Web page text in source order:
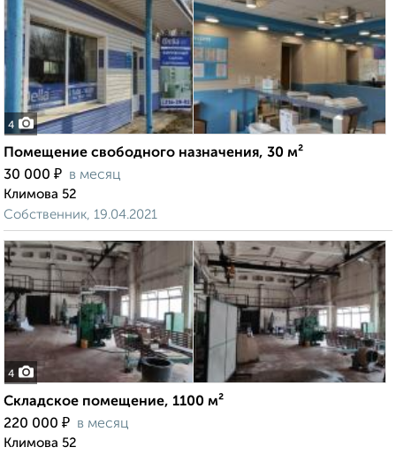
4
Помещение свободного назначения, 30 м²
30 000 ₽ в месяц
Климова 52
Собственник, 19.04.2021
4
Складское помещение, 1100 м²
220 000 ₽ в месяц
Климова 52